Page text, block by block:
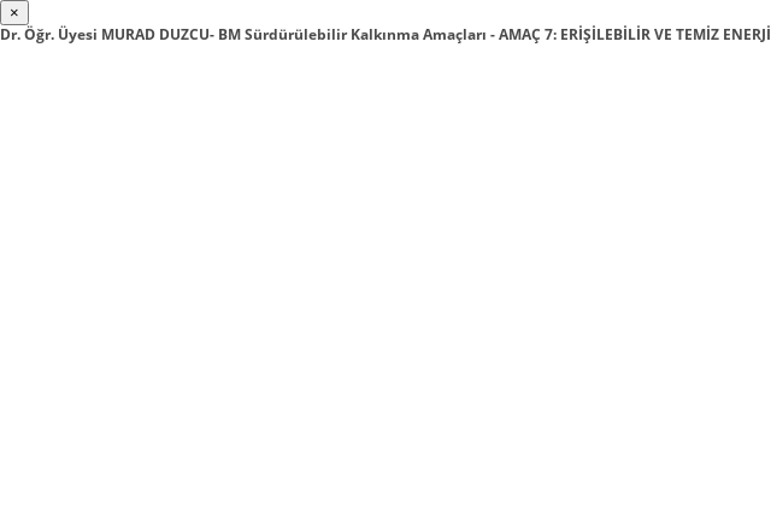
×
Dr. Öğr. Üyesi MURAD DUZCU- BM Sürdürülebilir Kalkınma Amaçları - AMAÇ 7: ERİŞİLEBİLİR VE TEMİZ ENERJİ